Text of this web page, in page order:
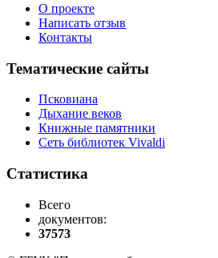
О проекте
Написать отзыв
Контакты
Тематические сайты
Псковиана
Дыхание веков
Книжные памятники
Сеть библиотек Vivaldi
Статистика
Всего
документов:
37573